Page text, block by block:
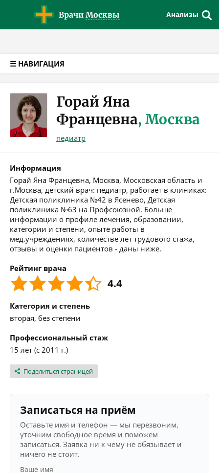
Врачи Москвы Анализы
☰ НАВИГАЦИЯ
Горай Яна
Францевна, Москва
педиатр
Информация
Горай Яна Францевна, Москва, Московская область и
г.Москва, детский врач: педиатр, работает в клиниках:
Детская поликлиника №42 в Ясенево, Детская
поликлиника №63 на Профсоюзной. Больше
информации о профиле лечения, образовании,
категории и степени, опыте работы в
мед.учреждениях, количестве лет трудового стажа,
отзывы и оценки пациентов - даны ниже.
Рейтинг врача
4.4
Категория и степень
вторая, без степени
Профессиональный стаж
15 лет (с 2011 г.)
Поделиться страницей
Записаться на приём
Оставьте имя и телефон — мы перезвоним,
уточним свободное время и поможем
записаться. Заявка ни к чему не обязывает и
ничего не стоит.
Ваше имя